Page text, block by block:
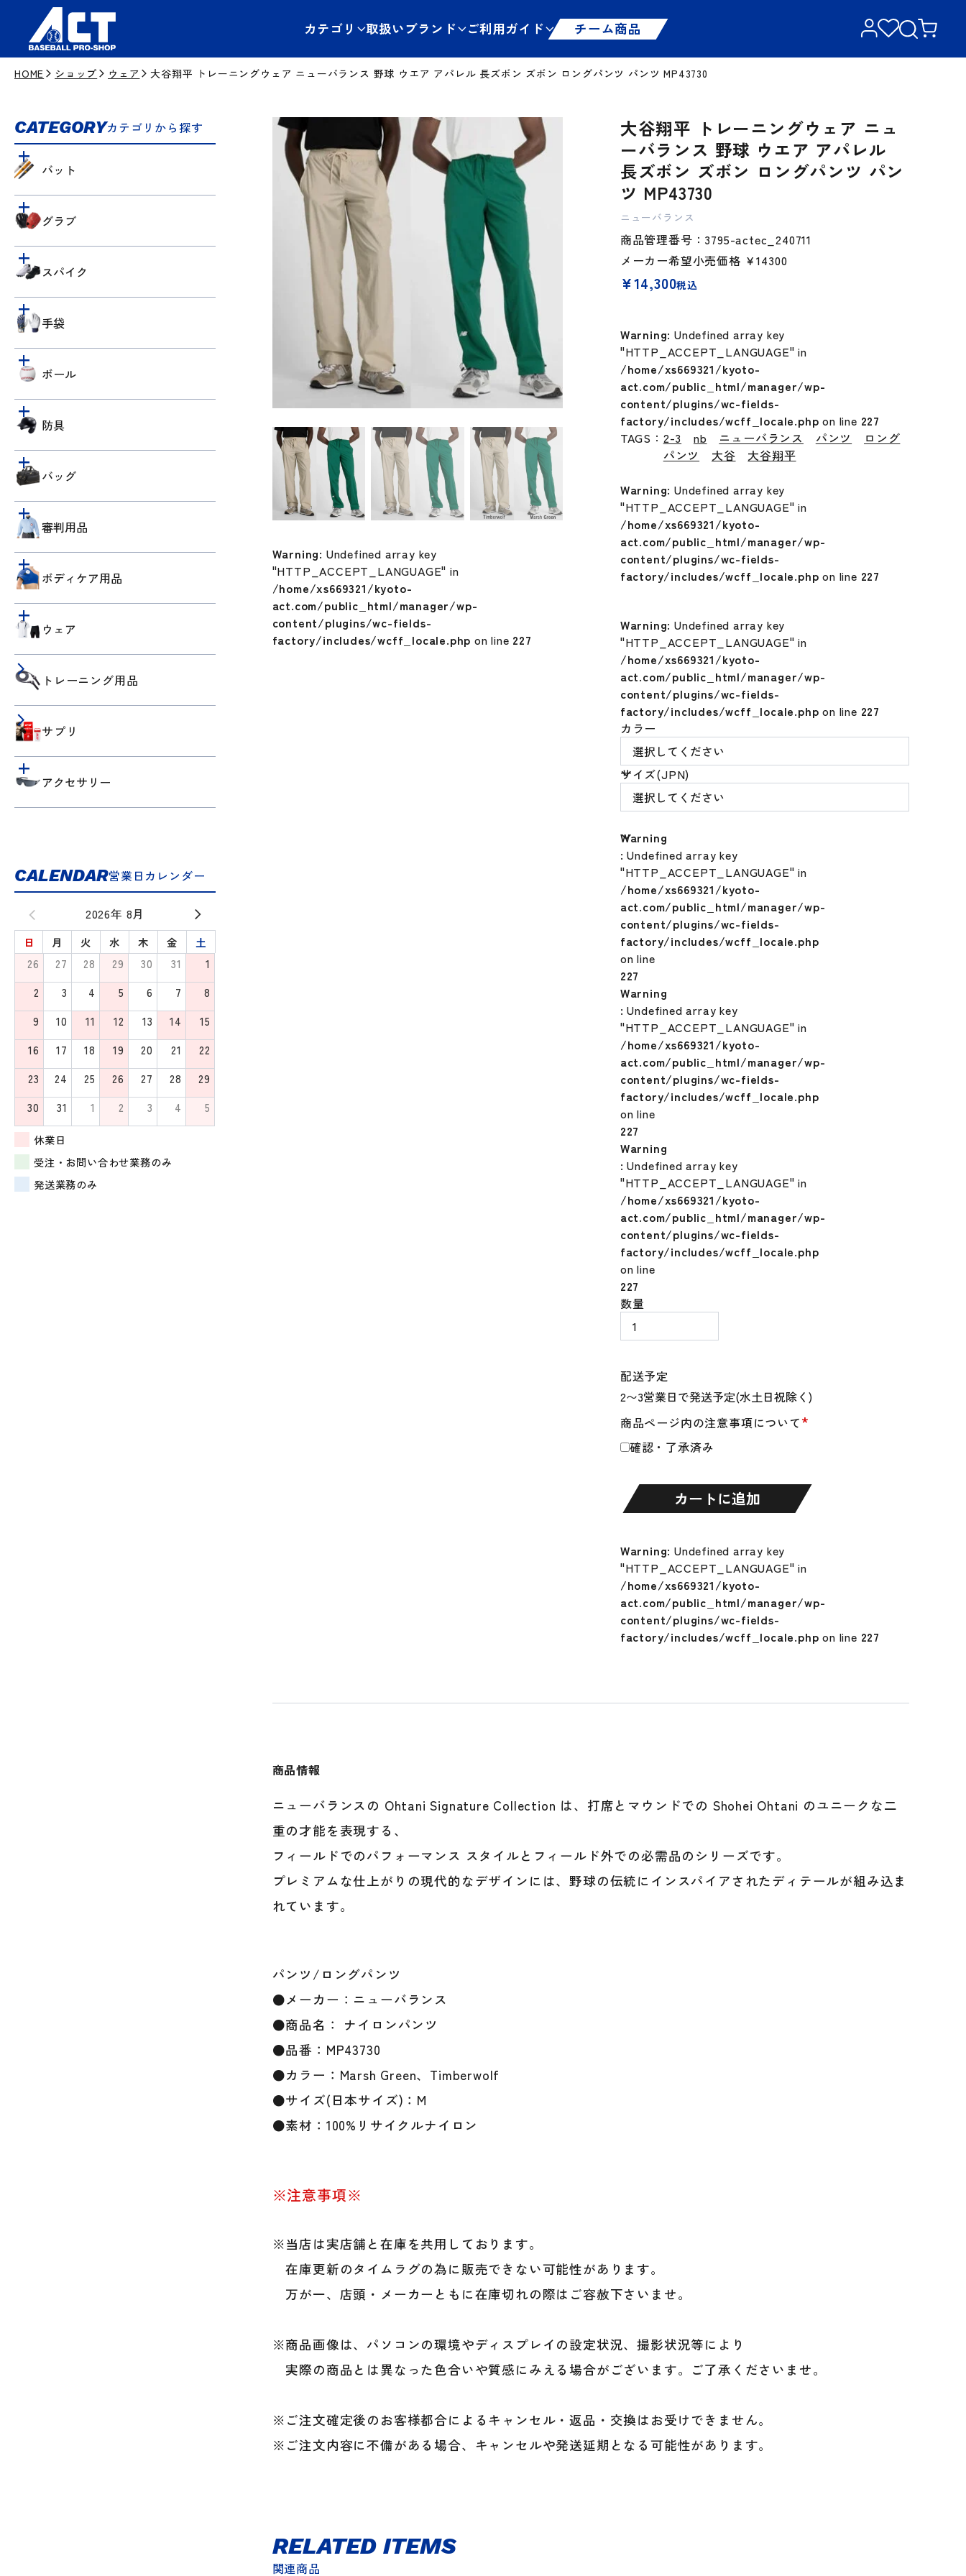
カテゴリ 取扱いブランド チーム商品
ご利用ガイド
HOME ショップ ウェア 大谷翔平 トレーニングウェア ニューバランス 野球 ウエア アパレル 長ズボン ズボン ロングパンツ パンツ MP43730
CATEGORYカテゴリから探す
バット
グラブ
スパイク
手袋
ボール
防具
バッグ
審判用品
ボディケア用品
ウェア
トレーニング用品
サプリ
アクセサリー
CALENDAR営業日カレンダー
2026年 8月
日 月 火 水 木 金
土
26
27 28 29 30 31
1
2
3 4 5 6 7
8
9
10 11 12 13 14
15
16
17 18 19 20 21
22
23
24 25 26 27 28
29
30
31 1 2 3 4 5
休業日
受注・お問い合わせ業務のみ
発送業務のみ
Warning: Undefined array key
"HTTP_ACCEPT_LANGUAGE" in
/home/xs669321/kyoto-
act.com/public_html/manager/wp-
content/plugins/wc-fields-
factory/includes/wcff_locale.php on line 227
大谷翔平 トレーニングウェア ニュ
ーバランス 野球 ウエア アパレル
長ズボン ズボン ロングパンツ パン
ツ MP43730
ニューバランス
商品管理番号：3795-actec_240711
メーカー希望小売価格 ￥14300
¥14,300税込
Warning: Undefined array key
"HTTP_ACCEPT_LANGUAGE" in
/home/xs669321/kyoto-
act.com/public_html/manager/wp-
content/plugins/wc-fields-
factory/includes/wcff_locale.php on line 227
TAGS： 2-3 nb ニューバランス パンツ
ロング
パンツ
大谷
大谷翔平
Warning: Undefined array key
"HTTP_ACCEPT_LANGUAGE" in
/home/xs669321/kyoto-
act.com/public_html/manager/wp-
content/plugins/wc-fields-
factory/includes/wcff_locale.php on line 227
Warning: Undefined array key
"HTTP_ACCEPT_LANGUAGE" in
/home/xs669321/kyoto-
act.com/public_html/manager/wp-
content/plugins/wc-fields-
factory/includes/wcff_locale.php on line 227
カラー
サイズ(JPN)
商品ページ内の注意事項について*
確認・了承済み
Warning
: Undefined array key
"HTTP_ACCEPT_LANGUAGE" in
/home/xs669321/kyoto-
act.com/public_html/manager/wp-
content/plugins/wc-fields-
factory/includes/wcff_locale.php
on line
227
Warning
: Undefined array key
"HTTP_ACCEPT_LANGUAGE" in
/home/xs669321/kyoto-
act.com/public_html/manager/wp-
content/plugins/wc-fields-
factory/includes/wcff_locale.php
on line
227
配送予定
数量
大
翔
ト
ー
ニ
ン
グ
ア
ュ
ー
バ
ラ
ン
ス
野
エ
長
ン
ズ
ボ
カートに追加
Warning
: Undefined array key
"HTTP_ACCEPT_LANGUAGE" in
/home/xs669321/kyoto-
act.com/public_html/manager/wp-
content/plugins/wc-fields-
factory/includes/wcff_locale.php
on line
227
Warning: Undefined array key
"HTTP_ACCEPT_LANGUAGE" in
/home/xs669321/kyoto-
act.com/public_html/manager/wp-
content/plugins/wc-fields-
factory/includes/wcff_locale.php on line 227
商品情報
ニューバランスの Ohtani Signature Collection は、打席とマウンドでの Shohei Ohtani のユニークな二
重の才能を表現する、
フィールドでのパフォーマンス スタイルとフィールド外での必需品のシリーズです。
プレミアムな仕上がりの現代的なデザインには、野球の伝統にインスパイアされたディテールが組み込ま
れています。
パンツ/ロングパンツ
●メーカー：ニューバランス
●商品名： ナイロンパンツ
●品番：MP43730
●カラー：Marsh Green、Timberwolf
●サイズ(日本サイズ)：M
●素材：100%リサイクルナイロン
※注意事項※
※当店は実店舗と在庫を共用しております。
在庫更新のタイムラグの為に販売できない可能性があります。
万が一、店頭・メーカーともに在庫切れの際はご容赦下さいませ。
※商品画像は、パソコンの環境やディスプレイの設定状況、撮影状況等により
実際の商品とは異なった色合いや質感にみえる場合がございます。ご了承くださいませ。
※ご注文確定後のお客様都合によるキャンセル・返品・交換はお受けできません。
※ご注文内容に不備がある場合、キャンセルや発送延期となる可能性があります。
関連商品
RELATED ITEMS